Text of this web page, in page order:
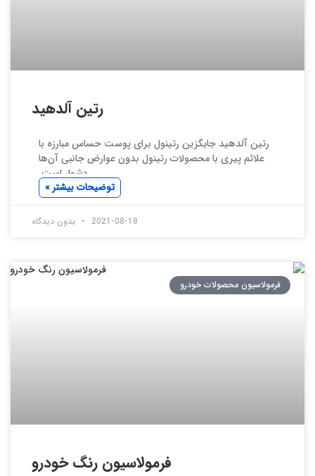
رتین آلدهید
رتین آلدهید جایگزین رتینول برای پوست حساس مبارزه با
علائم پیری با محصولات رتینول بدون عوارض جانبی آن‌ها
دشوار است.
توضیحات بیشتر »
2021-08-18 بدون دیدگاه
فرمولاسیون محصولات خودرو
فرمولاسیون رنگ خودرو